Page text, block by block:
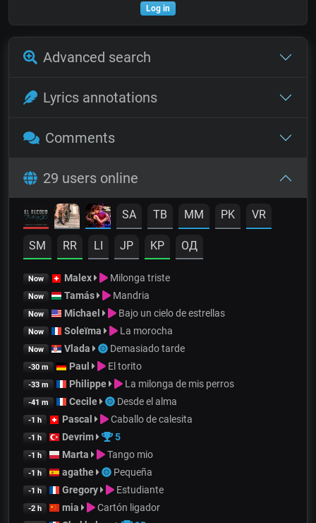
Log in
Advanced search
Lyrics annotations
Comments
29 users online
SA TB MM PK VR
SM RR LI JP KP OД
Now Malex Milonga triste
Now Tamás Mandria
Now Michael Bajo un cielo de estrellas
Now Soleïma La morocha
Now Vlada Demasiado tarde
-30 m Paul El torito
-33 m Philippe La milonga de mis perros
-41 m Cecile Desde el alma
-1 h Pascal Caballo de calesita
-1 h Devrim 5
-1 h Marta Tango mio
-1 h agathe Pequeña
-1 h Gregory Estudiante
-2 h mia Cartón ligador